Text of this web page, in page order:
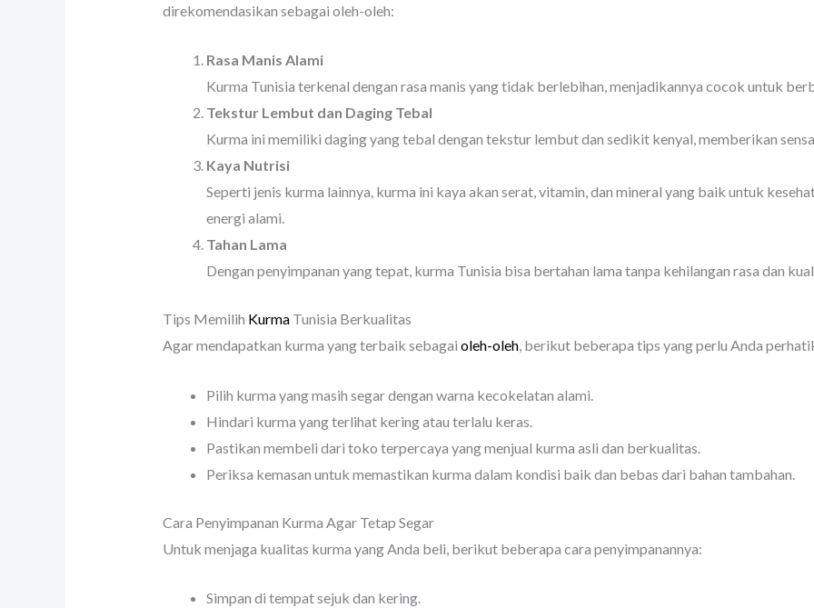
direkomendasikan sebagai oleh-oleh:
Rasa Manis Alami
Kurma Tunisia terkenal dengan rasa manis yang tidak berlebihan, menjadikannya cocok untuk
Tekstur Lembut dan Daging Tebal
Kurma ini memiliki daging yang tebal dengan tekstur lembut dan sedikit kenyal, memberikan
Kaya Nutrisi
Seperti jenis kurma lainnya, kurma ini kaya akan serat, vitamin, dan mineral yang baik untuk
energi alami.
Tahan Lama
Dengan penyimpanan yang tepat, kurma Tunisia bisa bertahan lama tanpa kehilangan rasa dan
Tips Memilih KurmaTunisia Berkualitas
Agar mendapatkan kurma yang terbaik sebagai oleh-oleh, berikut beberapa tips yang perlu Anda
Pilih kurma yang masih segar dengan warna kecokelatan alami.
Hindari kurma yang terlihat kering atau terlalu keras.
Pastikan membeli dari toko terpercaya yang menjual kurma asli dan berkualitas.
Periksa kemasan untuk memastikan kurma dalam kondisi baik dan bebas dari bahan tambahan.
Cara Penyimpanan Kurma Agar Tetap Segar
Untuk menjaga kualitas kurma yang Anda beli, berikut beberapa cara penyimpanannya:
Simpan di tempat sejuk dan kering.